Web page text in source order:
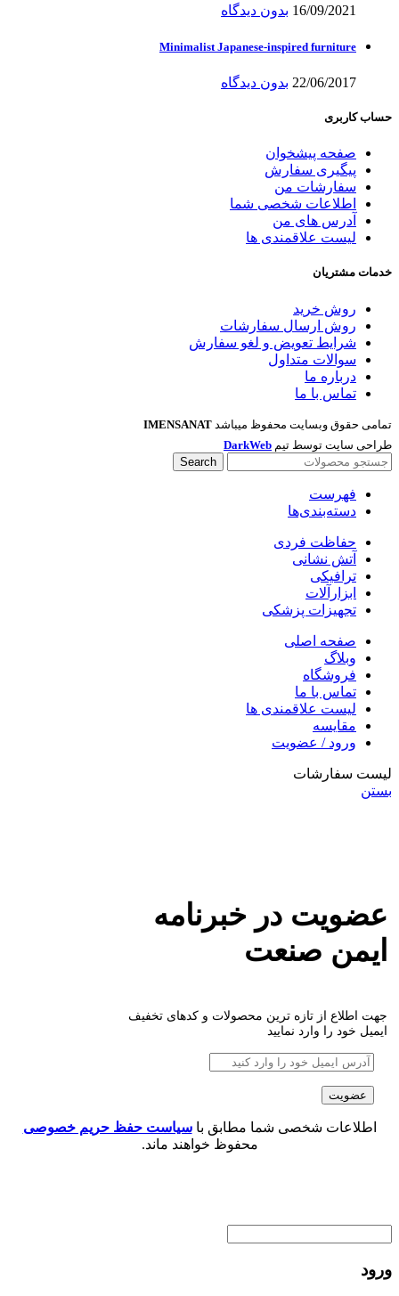
16/09/2021 بدون دیدگاه
Minimalist Japanese-inspired furniture
22/06/2017 بدون دیدگاه
حساب کاربری
صفحه پیشخوان
پیگیری سفارش
سفارشات من
اطلاعات شخصی شما
آدرس های من
لیست علاقمندی ها
خدمات مشتریان
روش خرید
روش ارسال سفارشات
شرایط تعویض و لغو سفارش
سوالات متداول
درباره ما
تماس با ما
تمامی حقوق وبسایت محفوظ میباشد IMENSANAT
طراحی سایت توسط تیم DarkWeb
Search
فهرست
دسته‌بندی‌ها
حفاظت فردی
آتش نشانی
ترافیکی
ابزارآلات
تجهیزات پزشکی
صفحه اصلی
وبلاگ
فروشگاه
تماس با ما
لیست علاقمندی ها
مقایسه
ورود / عضویت
لیست سفارشات
بستن
عضویت در خبرنامه
ایمن صنعت
جهت اطلاع از تازه ترین محصولات و کدهای تخفیف
ایمیل خود را وارد نمایید
اطلاعات شخصی شما مطابق باسیاست حفظ حریم خصوصی
محفوظ خواهند ماند.
ورود